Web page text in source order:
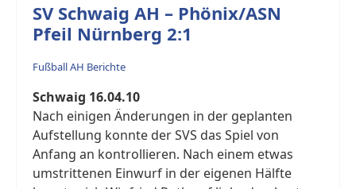
SV Schwaig AH – Phönix/ASN
Pfeil Nürnberg 2:1
Fußball AH Berichte
Schwaig 16.04.10
Nach einigen Änderungen in der geplanten
Aufstellung konnte der SVS das Spiel von
Anfang an kontrollieren. Nach einem etwas
umstrittenen Einwurf in der eigenen Hälfte